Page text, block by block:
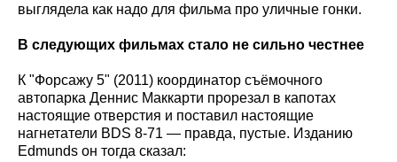
выглядела как надо для фильма про уличные гонки.
В следующих фильмах стало не сильно честнее
К "Форсажу 5" (2011) координатор съёмочного
автопарка Деннис Маккарти прорезал в капотах
настоящие отверстия и поставил настоящие
нагнетатели BDS 8-71 — правда, пустые. Изданию
Edmunds он тогда сказал: